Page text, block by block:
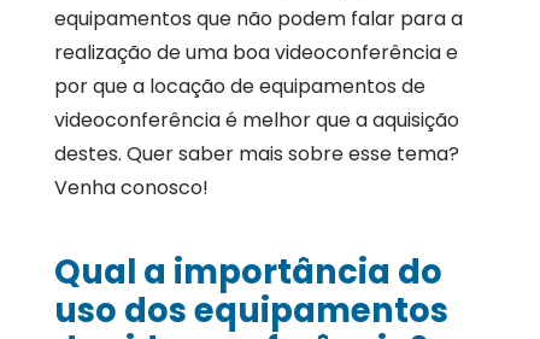
equipamentos que não podem falar para a
realização de uma boa videoconferência e
por que a locação de equipamentos de
videoconferência é melhor que a aquisição
destes. Quer saber mais sobre esse tema?
Venha conosco!
Qual a importância do
uso dos equipamentos